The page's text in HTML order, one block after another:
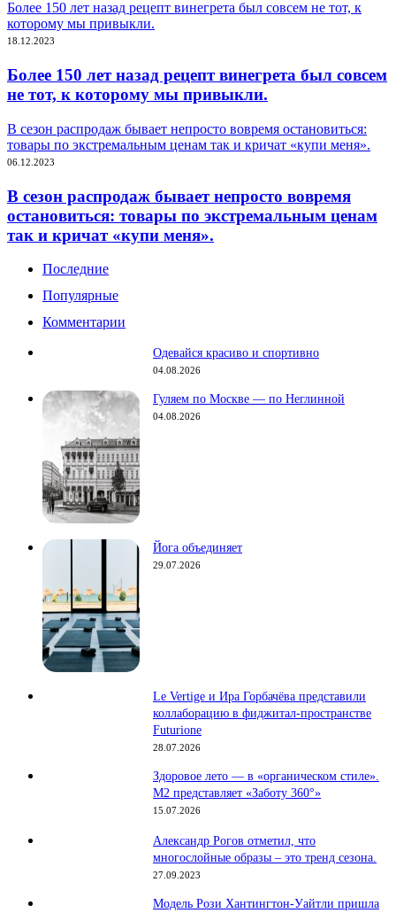
Более 150 лет назад рецепт винегрета был совсем не тот, к
которому мы привыкли.
18.12.2023
Более 150 лет назад рецепт винегрета был совсем
не тот, к которому мы привыкли.
В сезон распродаж бывает непросто вовремя остановиться:
товары по экстремальным ценам так и кричат «купи меня».
06.12.2023
В сезон распродаж бывает непросто вовремя
остановиться: товары по экстремальным ценам
так и кричат «купи меня».
Последние
Популярные
Комментарии
Одевайся красиво и спортивно
04.08.2026
Гуляем по Москве — по Неглинной
04.08.2026
Йога объединяет
29.07.2026
Le Vertige и Ира Горбачёва представили
коллаборацию в фиджитал-пространстве
Futurione
28.07.2026
Здоровое лето — в «органическом стиле».
М2 представляет «Заботу 360°»
15.07.2026
Александр Рогов отметил, что
многослойные образы – это тренд сезона.
27.09.2023
Модель Рози Хантингтон-Уайтли пришла